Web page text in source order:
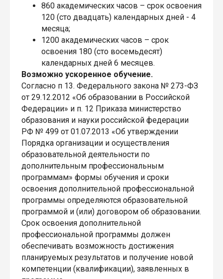
860 академических часов – срок освоения
120 (сто двадцать) календарных дней - 4
месяца;
1200 академических часов – срок
освоения 180 (сто восемьдесят)
календарных дней 6 месяцев.
Возможно ускоренное обучение.
Согласно п 13. Федерального закона № 273-ФЗ
от 29.12.2012 «Об образовании в Российской
Федерации» и п. 12 Приказа министерство
образования и науки российской федерации
РФ № 499 от 01.07.2013 «Об утверждении
Порядка организации и осуществления
образовательной деятельности по
дополнительным профессиональным
программам» формы обучения и сроки
освоения дополнительной профессиональной
программы определяются образовательной
программой и (или) договором об образовании.
Срок освоения дополнительной
профессиональной программы должен
обеспечивать возможность достижения
планируемых результатов и получение новой
компетенции (квалификации), заявленных в